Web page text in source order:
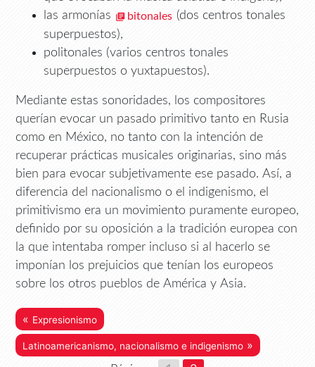
las armonías
bitonales (dos centros tonales
superpuestos),
politonales (varios centros tonales
superpuestos o yuxtapuestos).
Mediante estas sonoridades, los compositores
querían evocar un pasado primitivo tanto en Rusia
como en México, no tanto con la intención de
recuperar prácticas musicales originarias, sino más
bien para evocar subjetivamente ese pasado. Así, a
diferencia del nacionalismo o el indigenismo, el
primitivismo era un movimiento puramente europeo,
definido por su oposición a la tradición europea con
la que intentaba romper incluso si al hacerlo se
imponían los prejuicios que tenían los europeos
sobre los otros pueblos de América y Asia.
« Expresionismo
Latinoamericanismo, nacionalismo e indigenismo »